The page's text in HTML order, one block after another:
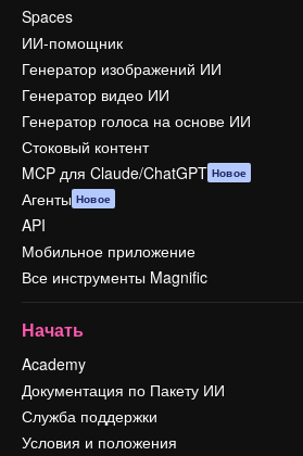
Spaces
ИИ-помощник
Генератор изображений ИИ
Генератор видео ИИ
Генератор голоса на основе ИИ
Стоковый контент
MCP для Claude/ChatGPT Новое
Агенты Новое
API
Мобильное приложение
Все инструменты Magnific
Начать
Academy
Документация по Пакету ИИ
Служба поддержки
Условия и положения